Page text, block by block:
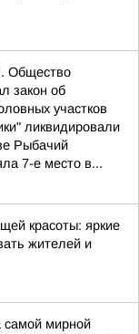
Общество
закон об
участков
ликвидировали
Рыбачий
7-е место в...
красоты: яркие
жителей и
самой мирной